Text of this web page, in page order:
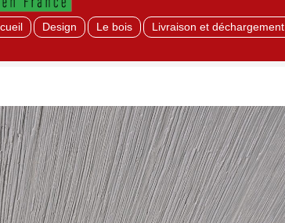
Design Le bois Livraison et déchargement